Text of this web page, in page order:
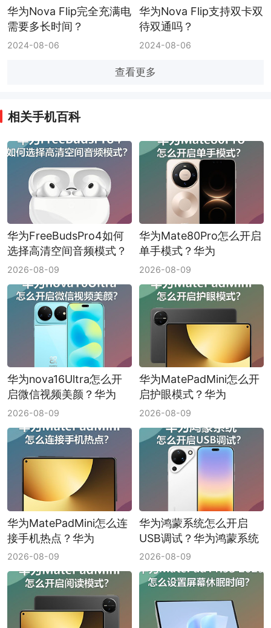
华为Nova Flip完全充满电
需要多长时间？
2024-08-06
华为Nova Flip支持双卡双
待双通吗？
2024-08-06
查看更多
相关手机百科
华为FreeBudsPro4如何
选择高清空间音频模式？
华为FreeBudsPro4高清
空间音频模式选择方法
2026-08-09
华为Mate80Pro怎么开启
单手模式？华为
Mate80Pro单手模式开启
方法
2026-08-09
华为nova16Ultra怎么开
启微信视频美颜？华为
nova16Ultra微信视频美
颜开启方法
2026-08-09
华为MatePadMini怎么开
启护眼模式？华为
MatePadMini护眼模式开
启方法
2026-08-09
华为MatePadMini怎么连
接手机热点？华为
MatePadMini手机热点连
接方法
2026-08-09
华为鸿蒙系统怎么开启
USB调试？华为鸿蒙系统
USB调试开启方法
2026-08-09